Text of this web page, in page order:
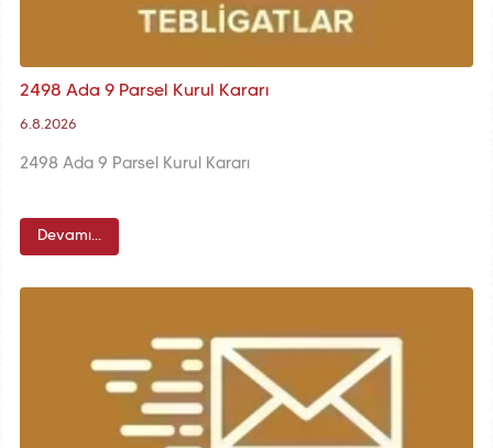
2498 Ada 9 Parsel Kurul Kararı
6.8.2026
2498 Ada 9 Parsel Kurul Kararı
Devamı...